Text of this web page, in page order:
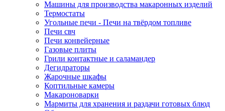
Машины для производства макаронных изделий
Термостаты
Угольные печи - Печи на твёрдом топливе
Печи свч
Печи конвейерные
Газовые плиты
Грили контактные и саламандер
Дегидраторы
Жарочные шкафы
Коптильные камеры
Макароноварки
Мармиты для хранения и раздачи готовых блюд